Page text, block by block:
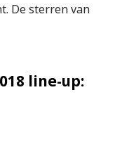
De sterren van
line-up: